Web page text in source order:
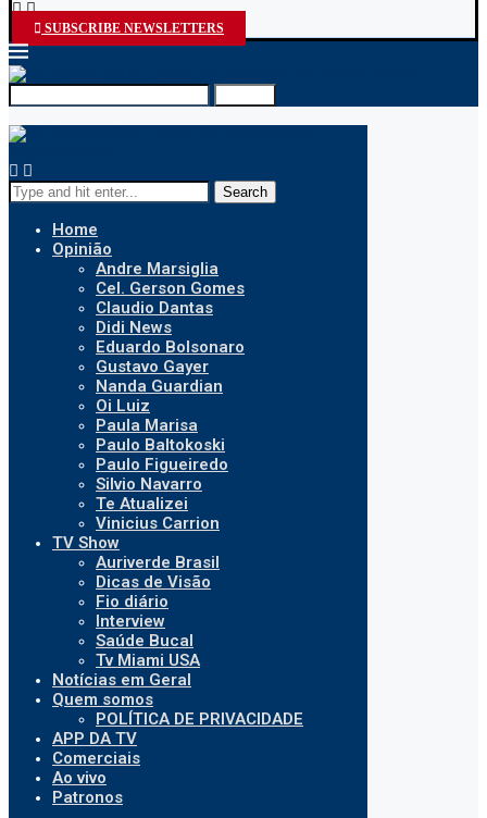
SUBSCRIBE NEWSLETTERS
Search
Home
Opinião
Andre Marsiglia
Cel. Gerson Gomes
Claudio Dantas
Didi News
Eduardo Bolsonaro
Gustavo Gayer
Nanda Guardian
Oi Luiz
Paula Marisa
Paulo Baltokoski
Paulo Figueiredo
Silvio Navarro
Te Atualizei
Vinicius Carrion
TV Show
Auriverde Brasil
Dicas de Visão
Fio diário
Interview
Saúde Bucal
Tv Miami USA
Notícias em Geral
Quem somos
POLÍTICA DE PRIVACIDADE
APP DA TV
Comerciais
Ao vivo
Patronos